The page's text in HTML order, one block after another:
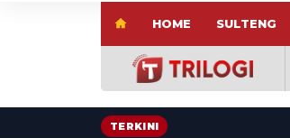
HOME SULTENG
TERKINI